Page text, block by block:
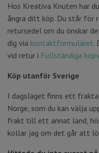
Hos Kreativa Knuten har
ångra ditt köp. Du står för
retursedel om du önskar
dig via kontaktformuläret.
vid retur i Fullständiga
Köp utanför Sverige
I dagsläget finns ett
Norge, som du kan välja
frakt till ett annat land,
kollar jag om det går att